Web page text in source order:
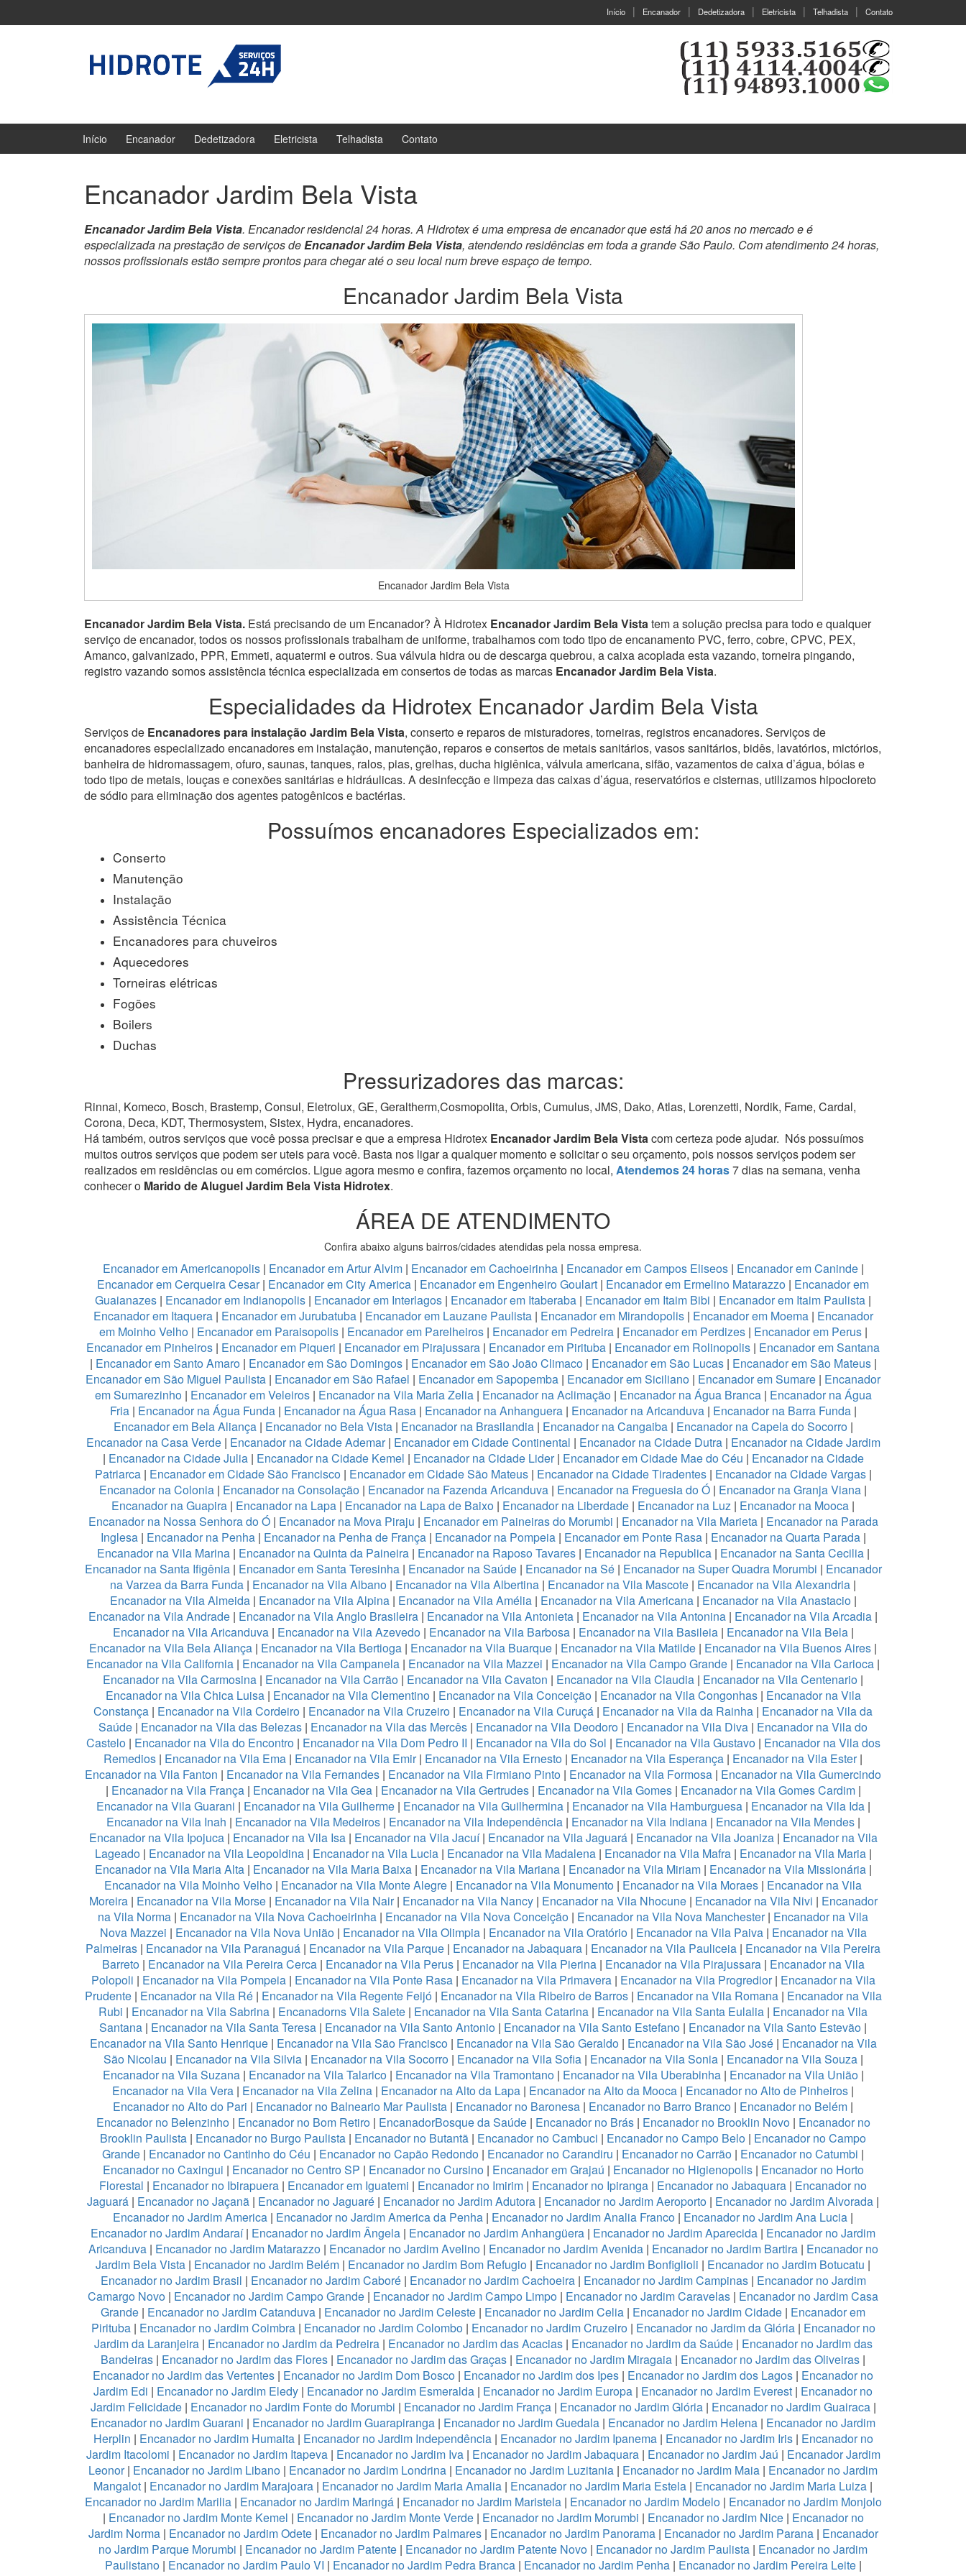
Início Encanador Dedetizadora Eletricista Telhadista Contato
Início Encanador Dedetizadora Eletricista Telhadista Contato
Encanador Jardim Bela Vista
Encanador Jardim Bela Vista. Encanador residencial 24 horas. A Hidrotex é uma empresa de encanador que está há 20 anos no mercado e é
especializada na prestação de serviços deEncanador Jardim Bela Vista, atendendo residências em toda a grande São Paulo. Com atendimento 24 horas,
nossos profissionais estão sempre prontos para chegar até o seu local num breve espaço de tempo.
Encanador Jardim Bela Vista
Encanador Jardim Bela Vista
Encanador Jardim Bela Vista. Está precisando de um Encanador? À Hidrotex Encanador Jardim Bela Vistatem a solução precisa para todo e qualquer
serviço de encanador, todos os nossos profissionais trabalham de uniforme, trabalhamos com todo tipo de encanamento PVC, ferro, cobre, CPVC, PEX,
Amanco, galvanizado, PPR, Emmeti, aquatermi e outros. Sua válvula hidra ou de descarga quebrou, a caixa acoplada esta vazando, torneira pingando,
registro vazando somos assistência técnica especializada em consertos de todas as marcas Encanador Jardim Bela Vista.
Especialidades da Hidrotex Encanador Jardim Bela Vista
Serviços de Encanadores para instalação Jardim Bela Vista, conserto e reparos de misturadores, torneiras, registros encanadores. Serviços de
encanadores especializado encanadores em instalação, manutenção, reparos e consertos de metais sanitários, vasos sanitários, bidês, lavatórios, mictórios,
banheira de hidromassagem, ofuro, saunas, tanques, ralos, pias, grelhas, ducha higiênica, válvula americana, sifão, vazamentos de caixa d’água, bóias e
todo tipo de metais, louças e conexões sanitárias e hidráulicas. A desinfecção e limpeza das caixas d’água, reservatórios e cisternas, utilizamos hipocloreto
de sódio para eliminação dos agentes patogênicos e bactérias.
Possuímos encanadores Especializados em:
Conserto
Manutenção
Instalação
Assistência Técnica
Encanadores para chuveiros
Aquecedores
Torneiras elétricas
Fogões
Boilers
Duchas
Pressurizadores das marcas:
Rinnai, Komeco, Bosch, Brastemp, Consul, Eletrolux, GE, Geraltherm,Cosmopolita, Orbis, Cumulus, JMS, Dako, Atlas, Lorenzetti, Nordik, Fame, Cardal,
Corona, Deca, KDT, Thermosystem, Sistex, Hydra, encanadores.
Há também, outros serviços que você possa precisar e que a empresa Hidrotex Encanador Jardim Bela Vistacom certeza pode ajudar. Nós possuímos
muitos outros serviços que podem ser uteis para você. Basta nos ligar a qualquer momento e solicitar o seu orçamento, pois nossos serviços podem ser
realizados em residências ou em comércios. Ligue agora mesmo e confira, fazemos orçamento no local, Atendemos 24 horas7 dias na semana, venha
conhecer o Marido de Aluguel Jardim Bela Vista Hidrotex.
ÁREA DE ATENDIMENTO
Confira abaixo alguns bairros/cidades atendidas pela nossa empresa.
Encanador em Americanopolis | Encanador em Artur Alvim | Encanador em Cachoeirinha| Encanador em Campos Eliseos | Encanador em Caninde|
Encanador em Cerqueira Cesar| Encanador em City America | Encanador em Engenheiro Goulart | Encanador em Ermelino Matarazzo | Encanador em
Guaianazes | Encanador em Indianopolis | Encanador em Interlagos | Encanador em Itaberaba | Encanador em Itaim Bibi | Encanador em Itaim Paulista |
Encanador em Itaquera| Encanador em Jurubatuba| Encanador em Lauzane Paulista | Encanador em Mirandopolis| Encanador em Moema| Encanador
em Moinho Velho | Encanador em Paraisopolis| Encanador em Parelheiros| Encanador em Pedreira| Encanador em Perdizes| Encanador em Perus|
Encanador em Pinheiros | Encanador em Piqueri | Encanador em Pirajussara | Encanador em Pirituba | Encanador em Rolinopolis | Encanador em Santana
| Encanador em Santo Amaro| Encanador em São Domingos| Encanador em São João Climaco| Encanador em São Lucas| Encanador em São Mateus |
Encanador em São Miguel Paulista | Encanador em São Rafael | Encanador em Sapopemba | Encanador em Siciliano | Encanador em Sumare | Encanador
em Sumarezinho| Encanador em Veleiros| Encanador na Vila Maria Zelia| Encanador na Aclimação| Encanador na Água Branca| Encanador na Água
Fria| Encanador na Água Funda| Encanador na Água Rasa | Encanador na Anhanguera| Encanador na Aricanduva| Encanador na Barra Funda |
Encanador em Bela Aliança | Encanador no Bela Vista| Encanador na Brasilandia| Encanador na Cangaiba| Encanador na Capela do Socorro |
Encanador na Casa Verde| Encanador na Cidade Ademar| Encanador em Cidade Continental | Encanador na Cidade Dutra | Encanador na Cidade Jardim
| Encanador na Cidade Julia | Encanador na Cidade Kemel | Encanador na Cidade Lider| Encanador em Cidade Mae do Céu | Encanador na Cidade
Patriarca| Encanador em Cidade São Francisco | Encanador em Cidade São Mateus| Encanador na Cidade Tiradentes| Encanador na Cidade Vargas |
Encanador na Colonia | Encanador na Consolação | Encanador na Fazenda Aricanduva | Encanador na Freguesia do Ó | Encanador na Granja Viana |
Encanador na Guapira | Encanador na Lapa | Encanador na Lapa de Baixo | Encanador na Liberdade | Encanador na Luz | Encanador na Mooca |
Encanador na Nossa Senhora do Ó| Encanador na Mova Piraju | Encanador em Paineiras do Morumbi | Encanador na Vila Marieta| Encanador na Parada
Inglesa | Encanador na Penha| Encanador na Penha de França | Encanador na Pompeia| Encanador em Ponte Rasa| Encanador na Quarta Parada|
Encanador na Vila Marina| Encanador na Quinta da Paineira| Encanador na Raposo Tavares| Encanador na Republica| Encanador na Santa Cecilia|
Encanador na Santa Ifigênia | Encanador em Santa Teresinha| Encanador na Saúde| Encanador na Sé| Encanador na Super Quadra Morumbi | Encanador
na Varzea da Barra Funda | Encanador na Vila Albano | Encanador na Vila Albertina | Encanador na Vila Mascote | Encanador na Vila Alexandria |
Encanador na Vila Almeida | Encanador na Vila Alpina | Encanador na Vila Amélia | Encanador na Vila Americana| Encanador na Vila Anastacio|
Encanador na Vila Andrade | Encanador na Vila Anglo Brasileira | Encanador na Vila Antonieta | Encanador na Vila Antonina | Encanador na Vila Arcadia |
Encanador na Vila Aricanduva| Encanador na Vila Azevedo| Encanador na Vila Barbosa| Encanador na Vila Basileia| Encanador na Vila Bela|
Encanador na Vila Bela Aliança | Encanador na Vila Bertioga | Encanador na Vila Buarque | Encanador na Vila Matilde | Encanador na Vila Buenos Aires |
Encanador na Vila California | Encanador na Vila Campanela | Encanador na Vila Mazzei | Encanador na Vila Campo Grande | Encanador na Vila Carioca |
Encanador na Vila Carmosina | Encanador na Vila Carrão | Encanador na Vila Cavaton | Encanador na Vila Claudia | Encanador na Vila Centenario |
Encanador na Vila Chica Luisa | Encanador na Vila Clementino| Encanador na Vila Conceição| Encanador na Vila Congonhas| Encanador na Vila
Constança | Encanador na Vila Cordeiro | Encanador na Vila Cruzeiro | Encanador na Vila Curuçá | Encanador na Vila da Rainha | Encanador na Vila da
Saúde | Encanador na Vila das Belezas | Encanador na Vila das Mercês | Encanador na Vila Deodoro | Encanador na Vila Diva | Encanador na Vila do
Castelo| Encanador na Vila do Encontro| Encanador na Vila Dom Pedro II | Encanador na Vila do Sol | Encanador na Vila Gustavo| Encanador na Vila dos
Remedios | Encanador na Vila Ema | Encanador na Vila Emir| Encanador na Vila Ernesto | Encanador na Vila Esperança | Encanador na Vila Ester|
Encanador na Vila Fanton | Encanador na Vila Fernandes | Encanador na Vila Firmiano Pinto | Encanador na Vila Formosa | Encanador na Vila Gumercindo
| Encanador na Vila França| Encanador na Vila Gea| Encanador na Vila Gertrudes| Encanador na Vila Gomes| Encanador na Vila Gomes Cardim|
Encanador na Vila Guarani | Encanador na Vila Guilherme| Encanador na Vila Guilhermina| Encanador na Vila Hamburguesa| Encanador na Vila Ida|
Encanador na Vila Inah | Encanador na Vila Medeiros| Encanador na Vila Independência| Encanador na Vila Indiana| Encanador na Vila Mendes|
Encanador na Vila Ipojuca| Encanador na Vila Isa| Encanador na Vila Jacuí| Encanador na Vila Jaguará| Encanador na Vila Joaniza| Encanador na Vila
Lageado| Encanador na Vila Leopoldina| Encanador na Vila Lucia| Encanador na Vila Madalena| Encanador na Vila Mafra | Encanador na Vila Maria|
Encanador na Vila Maria Alta| Encanador na Vila Maria Baixa| Encanador na Vila Mariana| Encanador na Vila Miriam| Encanador na Vila Missionária|
Encanador na Vila Moinho Velho | Encanador na Vila Monte Alegre | Encanador na Vila Monumento | Encanador na Vila Moraes | Encanador na Vila
Moreira| Encanador na Vila Morse| Encanador na Vila Nair| Encanador na Vila Nancy| Encanador na Vila Nhocune| Encanador na Vila Nivi | Encanador
na Vila Norma | Encanador na Vila Nova Cachoeirinha | Encanador na Vila Nova Conceição | Encanador na Vila Nova Manchester| Encanador na Vila
Nova Mazzei | Encanador na Vila Nova União| Encanador na Vila Olimpia| Encanador na Vila Oratório| Encanador na Vila Paiva| Encanador na Vila
Palmeiras | Encanador na Vila Paranaguá | Encanador na Vila Parque | Encanador na Jabaquara | Encanador na Vila Pauliceia | Encanador na Vila Pereira
Barreto| Encanador na Vila Pereira Cerca| Encanador na Vila Perus| Encanador na Vila Pierina| Encanador na Vila Pirajussara| Encanador na Vila
Polopoli | Encanador na Vila Pompeia| Encanador na Vila Ponte Rasa| Encanador na Vila Primavera| Encanador na Vila Progredior| Encanador na Vila
Prudente| Encanador na Vila Ré| Encanador na Vila Regente Feijó| Encanador na Vila Ribeiro de Barros| Encanador na Vila Romana| Encanador na Vila
Rubi | Encanador na Vila Sabrina | Encanadorns Vila Salete | Encanador na Vila Santa Catarina | Encanador na Vila Santa Eulalia | Encanador na Vila
Santana | Encanador na Vila Santa Teresa | Encanador na Vila Santo Antonio | Encanador na Vila Santo Estefano | Encanador na Vila Santo Estevão |
Encanador na Vila Santo Henrique| Encanador na Vila São Francisco| Encanador na Vila São Geraldo| Encanador na Vila São José| Encanador na Vila
São Nicolau | Encanador na Vila Silvia| Encanador na Vila Socorro| Encanador na Vila Sofia| Encanador na Vila Sonia| Encanador na Vila Souza|
Encanador na Vila Suzana| Encanador na Vila Talarico| Encanador na Vila Tramontano| Encanador na Vila Uberabinha| Encanador na Vila União|
Encanador na Vila Vera | Encanador na Vila Zelina | Encanador na Alto da Lapa | Encanador na Alto da Mooca | Encanador no Alto de Pinheiros |
Encanador no Alto do Pari | Encanador no Balneario Mar Paulista | Encanador no Baronesa | Encanador no Barro Branco | Encanador no Belém |
Encanador no Belenzinho| Encanador no Bom Retiro| EncanadorBosque da Saúde| Encanador no Brás| Encanador no Brooklin Novo| Encanador no
Brooklin Paulista | Encanador no Burgo Paulista | Encanador no Butantã | Encanador no Cambuci | Encanador no Campo Belo | Encanador no Campo
Grande | Encanador no Cantinho do Céu | Encanador no Capão Redondo | Encanador no Carandiru | Encanador no Carrão | Encanador no Catumbi |
Encanador no Caxingui | Encanador no Centro SP | Encanador no Cursino| Encanador em Grajaú | Encanador no Higienopolis| Encanador no Horto
Florestal | Encanador no Ibirapuera | Encanador em Iguatemi | Encanador no Imirim | Encanador no Ipiranga | Encanador no Jabaquara | Encanador no
Jaguará | Encanador no Jaçanã | Encanador no Jaguaré | Encanador no Jardim Adutora | Encanador no Jardim Aeroporto | Encanador no Jardim Alvorada |
Encanador no Jardim America | Encanador no Jardim America da Penha | Encanador no Jardim Analia Franco | Encanador no Jardim Ana Lucia |
Encanador no Jardim Andaraí| Encanador no Jardim Ângela | Encanador no Jardim Anhangüera | Encanador no Jardim Aparecida | Encanador no Jardim
Aricanduva| Encanador no Jardim Matarazzo| Encanador no Jardim Avelino| Encanador no Jardim Avenida| Encanador no Jardim Bartira| Encanador no
Jardim Bela Vista | Encanador no Jardim Belém | Encanador no Jardim Bom Refugio | Encanador no Jardim Bonfiglioli | Encanador no Jardim Botucatu |
Encanador no Jardim Brasil | Encanador no Jardim Caboré| Encanador no Jardim Cachoeira| Encanador no Jardim Campinas| Encanador no Jardim
Camargo Novo | Encanador no Jardim Campo Grande | Encanador no Jardim Campo Limpo | Encanador no Jardim Caravelas | Encanador no Jardim Casa
Grande | Encanador no Jardim Catanduva | Encanador no Jardim Celeste | Encanador no Jardim Celia | Encanador no Jardim Cidade | Encanador em
Pirituba| Encanador no Jardim Coimbra| Encanador no Jardim Colombo| Encanador no Jardim Cruzeiro| Encanador no Jardim da Glória| Encanador no
Jardim da Laranjeira| Encanador no Jardim da Pedreira| Encanador no Jardim das Acacias| Encanador no Jardim da Saúde| Encanador no Jardim das
Bandeiras | Encanador no Jardim das Flores | Encanador no Jardim das Graças | Encanador no Jardim Miragaia | Encanador no Jardim das Oliveiras |
Encanador no Jardim das Vertentes | Encanador no Jardim Dom Bosco | Encanador no Jardim dos Ipes | Encanador no Jardim dos Lagos | Encanador no
Jardim Edi | Encanador no Jardim Eledy | Encanador no Jardim Esmeralda | Encanador no Jardim Europa | Encanador no Jardim Everest | Encanador no
Jardim Felicidade| Encanador no Jardim Fonte do Morumbi | Encanador no Jardim França| Encanador no Jardim Glória| Encanador no Jardim Guairaca|
Encanador no Jardim Guarani | Encanador no Jardim Guarapiranga | Encanador no Jardim Guedala | Encanador no Jardim Helena | Encanador no Jardim
Herplin | Encanador no Jardim Humaita| Encanador no Jardim Independência| Encanador no Jardim Ipanema| Encanador no Jardim Iris| Encanador no
Jardim Itacolomi | Encanador no Jardim Itapeva| Encanador no Jardim Iva| Encanador no Jardim Jabaquara| Encanador no Jardim Jaú | Encanador Jardim
Leonor| Encanador no Jardim Libano | Encanador no Jardim Londrina | Encanador no Jardim Luzitania | Encanador no Jardim Maia | Encanador no Jardim
Mangalot | Encanador no Jardim Marajoara | Encanador no Jardim Maria Amalia | Encanador no Jardim Maria Estela | Encanador no Jardim Maria Luiza |
Encanador no Jardim Marilia| Encanador no Jardim Maringá| Encanador no Jardim Maristela| Encanador no Jardim Modelo| Encanador no Jardim Monjolo
| Encanador no Jardim Monte Kemel | Encanador no Jardim Monte Verde| Encanador no Jardim Morumbi | Encanador no Jardim Nice| Encanador no
Jardim Norma| Encanador no Jardim Odete| Encanador no Jardim Palmares| Encanador no Jardim Panorama| Encanador no Jardim Parana| Encanador
no Jardim Parque Morumbi | Encanador no Jardim Patente | Encanador no Jardim Patente Novo | Encanador no Jardim Paulista | Encanador no Jardim
Paulistano| Encanador no Jardim Paulo VI | Encanador no Jardim Pedra Branca| Encanador no Jardim Penha| Encanador no Jardim Pereira Leite|